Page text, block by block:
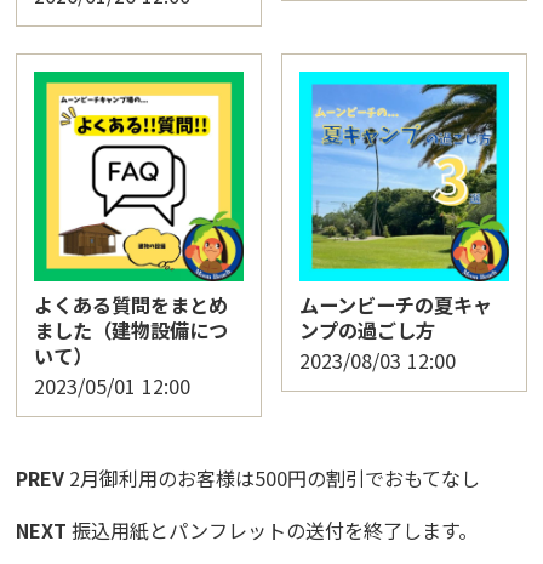
よくある質問をまとめ
ました（建物設備につ
いて）
2023/05/01 12:00
ムーンビーチの夏キャ
ンプの過ごし方
2023/08/03 12:00
PREV 2月御利用のお客様は500円の割引でおもてなし
NEXT 振込用紙とパンフレットの送付を終了します。